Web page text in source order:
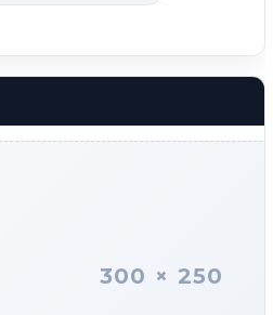
300 × 250